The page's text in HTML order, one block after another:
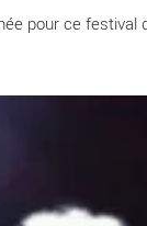
sortie Théâtre